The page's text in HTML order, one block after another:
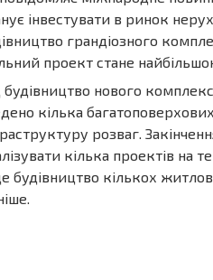
інвестувати в ринок
грандіозного
проект стане
будівництво нового
кілька
розваг.
кілька проектів на
будівництво кількох